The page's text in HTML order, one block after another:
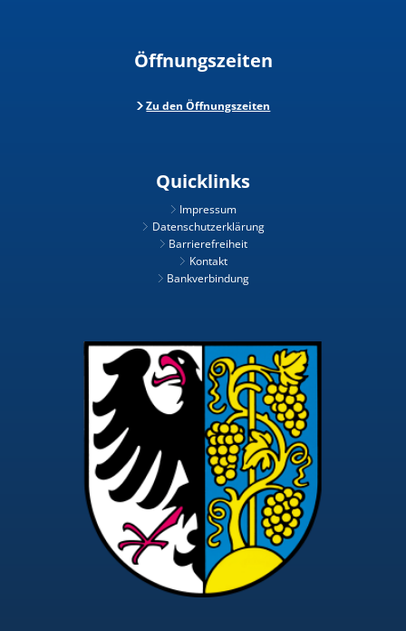
Öffnungszeiten
Zu den Öffnungszeiten
Quicklinks
Impressum
Datenschutzerklärung
Barrierefreiheit
Kontakt
Bankverbindung